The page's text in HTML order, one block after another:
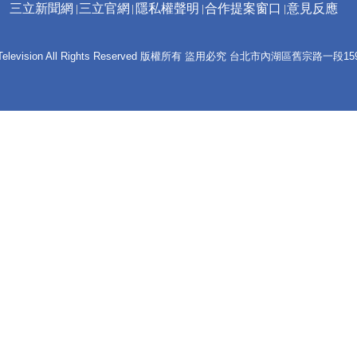
三立新聞網 三立官網 隱私權聲明 合作提案窗口 意見反應
All Rights Reserved 版權所有 盜用必究 台北市內湖區舊宗路一段